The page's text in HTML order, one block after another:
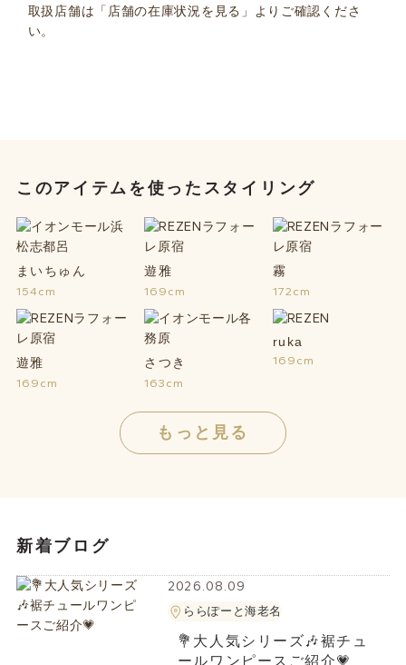
取扱店舗は「店舗の在庫状況を見る」よりご確認くださ
い。
このアイテムを使ったスタイリング
まいちゅん
154cm
遊雅
169cm
霧
172cm
遊雅
169cm
さつき
163cm
ruka
169cm
もっと見る
新着ブログ
2026.08.09
ららぽーと海老名
💐大人気シリーズ🎶裾チュ
ールワンピースご紹介💗